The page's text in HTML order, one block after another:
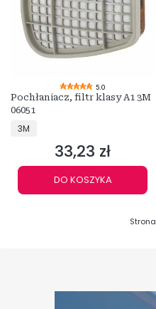
5.0
Pochłaniacz, filtr klasy A1 3M
06051
PRODUCENT
3M
Cena
33,23 zł
DO KOSZYKA
Strona